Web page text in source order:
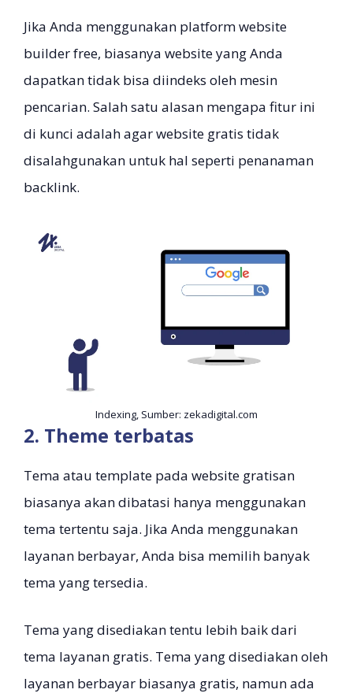
Jika Anda menggunakan platform website
builder free, biasanya website yang Anda
dapatkan tidak bisa diindeks oleh mesin
pencarian. Salah satu alasan mengapa fitur ini
di kunci adalah agar website gratis tidak
disalahgunakan untuk hal seperti penanaman
backlink.
Indexing, Sumber: zekadigital.com
2. Theme terbatas
Tema atau template pada website gratisan
biasanya akan dibatasi hanya menggunakan
tema tertentu saja. Jika Anda menggunakan
layanan berbayar, Anda bisa memilih banyak
tema yang tersedia.
Tema yang disediakan tentu lebih baik dari
tema layanan gratis. Tema yang disediakan oleh
layanan berbayar biasanya gratis, namun ada